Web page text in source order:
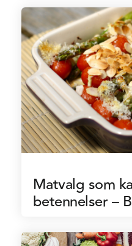
Matvalg som
betennelser –